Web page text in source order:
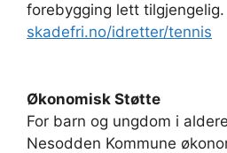
forebygging lett tilgjengelig.
skadefri.no/idretter/tennis
Økonomisk Støtte
For barn og ungdom i
Nesodden Kommune